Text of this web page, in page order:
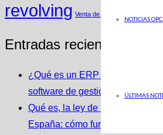
NOTICIAS
ÚLTIMAS
revolving Venta de Bases de Datos
Entradas recientes
¿Qué es un ERP y cómo se
software de gestión de
Qué es, la ley de la Segunda
España: cómo funciona y cómo